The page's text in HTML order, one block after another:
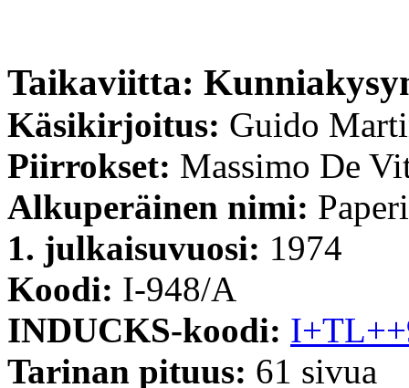
Taikaviitta:
Käsikirjoitus: Guido
Piirrokset: Massimo De
Alkuperäinen nimi:
1. julkaisuvuosi: 1974
Koodi: I-948/A
INDUCKS-koodi:
Tarinan pituus: 61 sivua